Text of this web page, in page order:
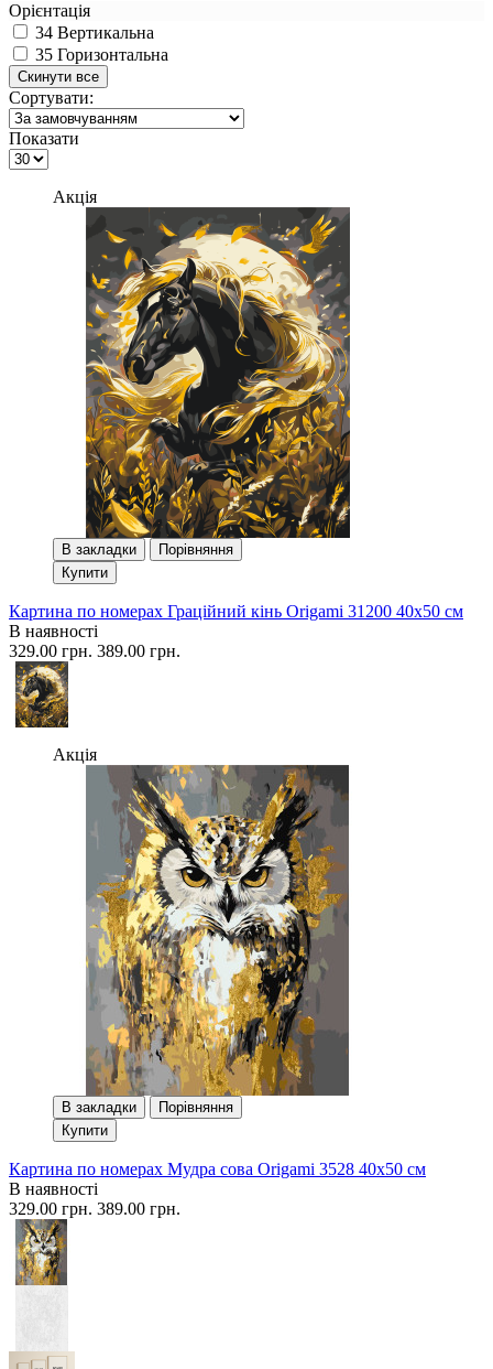
Орієнтація
34 Вертикальна
35 Горизонтальна
Сортувати:
Показати
Акція
В закладки
Порівняння
Купити
Картина по номерах Граційний кінь Origami 31200 40x50 см
В наявності
329.00 грн. 389.00 грн.
Акція
В закладки
Порівняння
Купити
Картина по номерах Мудра сова Origami 3528 40x50 см
В наявності
329.00 грн. 389.00 грн.